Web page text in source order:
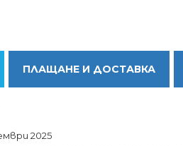
ПЛАЩАНЕ И ДОСТАВКА
2025